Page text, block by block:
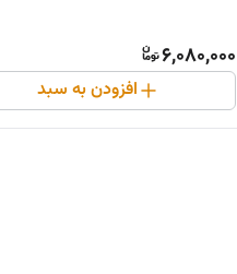
6,080,000
افزودن به سبد